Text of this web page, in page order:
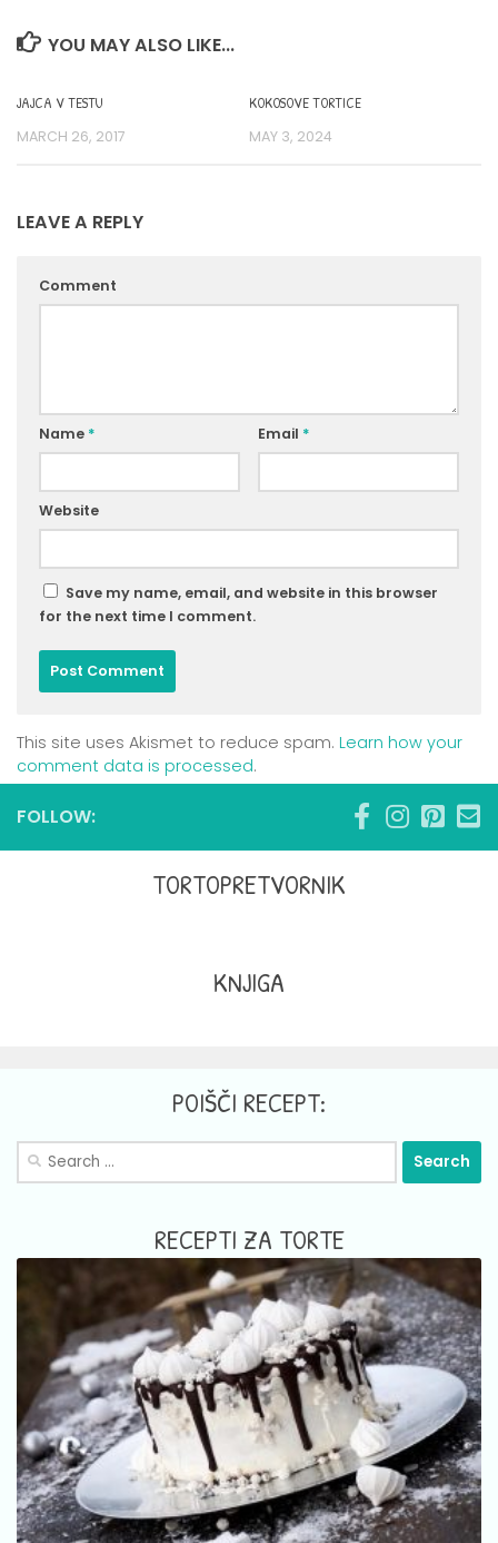
YOU MAY ALSO LIKE...
JAJCA V TESTU
MARCH 26, 2017
KOKOSOVE TORTICE
MAY 3, 2024
LEAVE A REPLY
Comment
Name * Email *
Website
Save my name, email, and website in this browser
for the next time I comment.
This site uses Akismet to reduce spam. Learn how your
comment data is processed.
FOLLOW:
TORTOPRETVORNIK
KNJIGA
POIŠČI RECEPT:
Search
RECEPTI ZA TORTE